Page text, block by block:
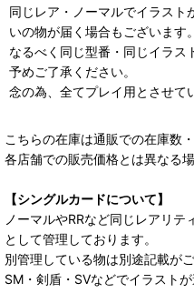
同じレア・ノーマルでイラスト
いの物が届く場合もございます。
なるべく同じ型番・同じイラス
予めご了承ください。
念の為、全てプレイ用とさせて
こちらの在庫は通販での在庫数
各店舗での販売価格とは異なる
【シングルカードについて】
ノーマルやRRなど同じレアリ
として管理しております。
別管理している物は別途記載が
SM・剣盾・SVなどでイラスト